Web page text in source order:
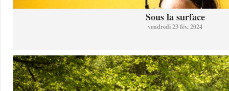
Sous la surface
vendredi 23 fév. 2024